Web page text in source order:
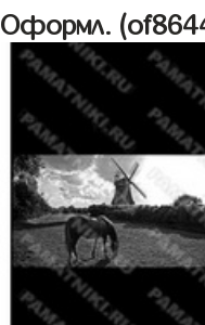
Оформл.